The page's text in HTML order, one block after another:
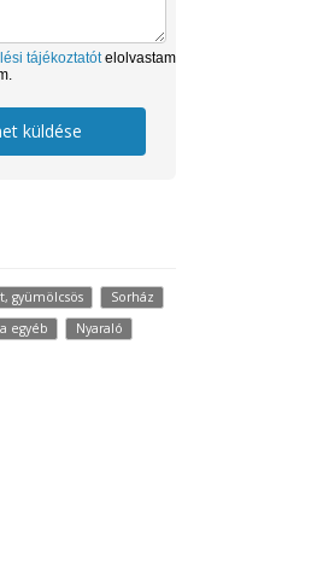
tájékoztatótelolvastam
küldése
gyümölcsös
Sorház
egyéb Nyaraló